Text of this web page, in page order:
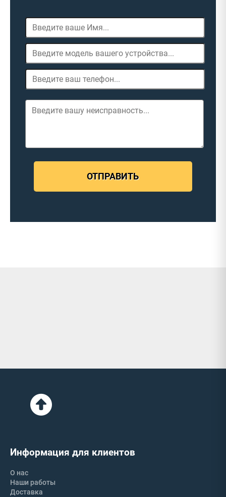
ОТПРАВИТЬ
Информация для клиентов
О нас
Наши работы
Доставка